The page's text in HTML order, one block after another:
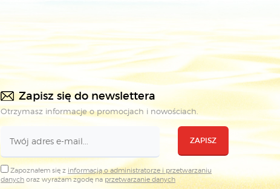
Zapisz się do newslettera
Otrzymasz informacje o promocjach i nowościach.
ZAPISZ
Zapoznałem się z informacją o administratorze i przetwarzaniu
danych oraz wyrażam zgodę naprzetwarzanie danych